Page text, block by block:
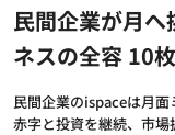
民間企業が月
ネスの全容 10
民間企業のispaceは月
赤字と投資を継続、市場